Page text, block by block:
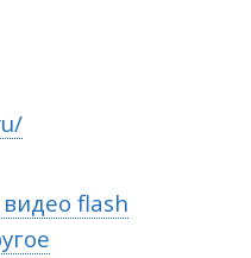
видео flash